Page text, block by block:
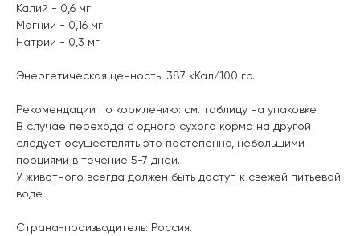
Калий - 0,6 мг
Магний - 0,16 мг
Натрий - 0,3 мг
Энергетическая ценность: 387 кКал/100 гр.
Рекомендации по кормлению: см. таблицу на упаковке.
В случае перехода с одного сухого корма на другой
следует осуществлять это постепенно, небольшими
порциями в течение 5-7 дней.
У животного всегда должен быть доступ к свежей питьевой
воде.
Страна-производитель: Россия.